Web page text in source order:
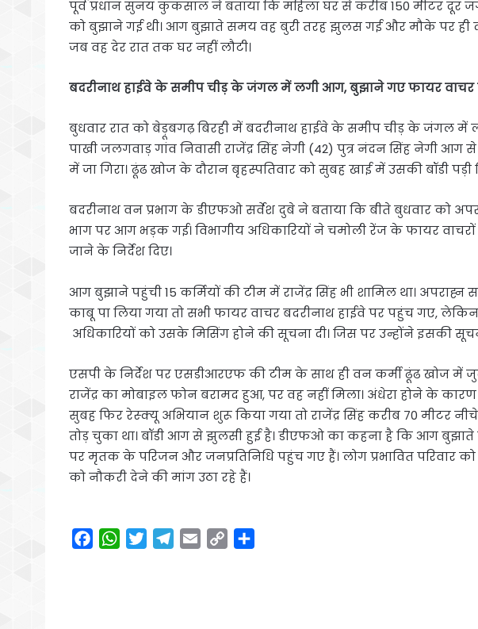
पूर्व प्रधान सुनय कुकसाल ने बताया कि महिला घर से करीब 150 मीटर
को बुझाने गई थी। आग बुझाते समय वह बुरी तरह झुलस गई और मौके पर ही
जब वह देर रात तक घर नहीं लौटी।
बदरीनाथ हाईवे के समीप चीड़ के जंगल में लगी आग, बुझाने गए फायर वाचर
बुधवार रात को बेड़ूबगढ़ बिरही में बदरीनाथ हाईवे के समीप चीड़ के जंगल
पाखी जलगवाड़ गांव निवासी राजेंद्र सिंह नेगी (42) पुत्र नंदन सिंह नेगी
में जा गिरा। ढूंढ खोज के दौरान बृहस्पतिवार को सुबह खाई में उसकी बॉडी पड़ी
बदरीनाथ वन प्रभाग के डीएफओ सर्वेश दुबे ने बताया कि बीते बुधवार को
भाग पर आग भड़क गई। विभागीय अधिकारियों ने चमोली रेंज के फायर
जाने के निर्देश दिए।
आग बुझाने पहुंची 15 कर्मियों की टीम में राजेंद्र सिंह भी शामिल था।
काबू पा लिया गया तो सभी फायर वाचर बदरीनाथ हाईवे पर पहुंच गए, लेकिन
अधिकारियों को उसके मिसिंग होने की सूचना दी। जिस पर उन्होंने इसकी
एसपी के निर्देश पर एसडीआरएफ की टीम के साथ ही वन कर्मी ढूंढ खोज में
राजेंद्र का मोबाइल फोन बरामद हुआ, पर वह नहीं मिला। अंधेरा होने के कारण
सुबह फिर रेस्क्यू अभियान शुरू किया गया तो राजेंद्र सिंह करीब 70 मीटर
तोड़ चुका था। बॉडी आग से झुलसी हुई है। डीएफओ का कहना है कि आग बुझाते
पर मृतक के परिजन और जनप्रतिनिधि पहुंच गए हैं। लोग प्रभावित परिवार
को नौकरी देने की मांग उठा रहे हैं।
W